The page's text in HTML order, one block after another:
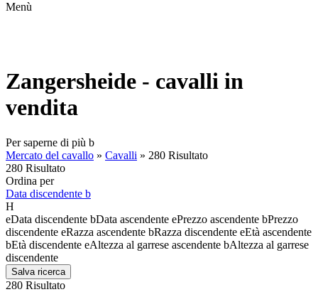
Menù
Zangersheide - cavalli in
vendita
Per saperne di più b
Mercato del cavallo » Cavalli » 280 Risultato
280 Risultato
Ordina per
Data discendente b
H
eData discendente bData ascendente ePrezzo ascendente bPrezzo
discendente eRazza ascendente bRazza discendente eEtà ascendente
bEtà discendente eAltezza al garrese ascendente bAltezza al garrese
discendente
Salva ricerca
280 Risultato